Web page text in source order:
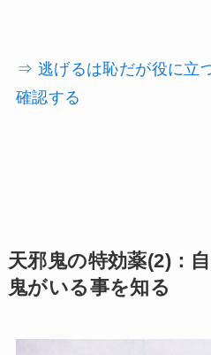
⇒ 逃げるは恥だが役に立
確認する
天邪鬼の特効薬(2)：
鬼がいる事を知る